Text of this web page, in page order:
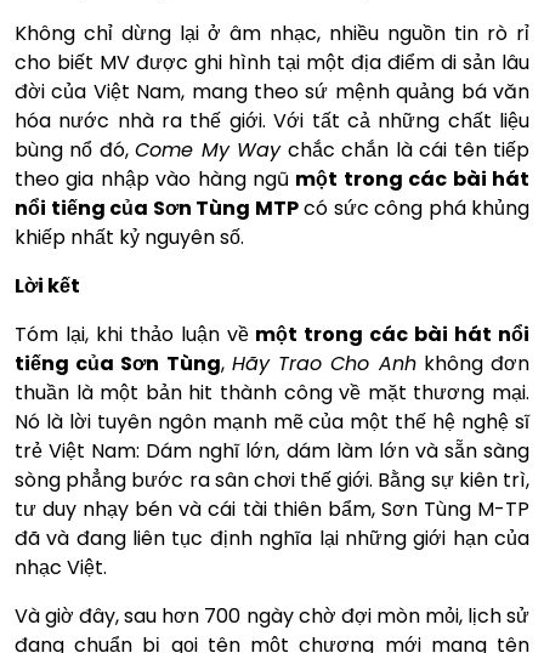
Không chỉ dừng lại ở âm nhạc, nhiều nguồn tin rò rỉ
cho biết MV được ghi hình tại một địa điểm di sản lâu
đời của Việt Nam, mang theo sứ mệnh quảng bá văn
hóa nước nhà ra thế giới. Với tất cả những chất liệu
bùng nổ đó,Come My Waychắc chắn là cái tên tiếp
theo gia nhập vào hàng ngũ một trong các bài hát
nổi tiếng của Sơn Tùng MTPcó sức công phá khủng
khiếp nhất kỷ nguyên số.
Lời kết
Tóm lại, khi thảo luận về một trong các bài hát nổi
tiếng của Sơn Tùng, Hãy Trao Cho Anhkhông đơn
thuần là một bản hit thành công về mặt thương mại.
Nó là lời tuyên ngôn mạnh mẽ của một thế hệ nghệ sĩ
trẻ Việt Nam: Dám nghĩ lớn, dám làm lớn và sẵn sàng
sòng phẳng bước ra sân chơi thế giới. Bằng sự kiên trì,
tư duy nhạy bén và cái tài thiên bẩm, Sơn Tùng M-TP
đã và đang liên tục định nghĩa lại những giới hạn của
nhạc Việt.
Và giờ đây, sau hơn 700 ngày chờ đợi mòn mỏi, lịch sử
đang chuẩn bị gọi tên một chương mới mang tên